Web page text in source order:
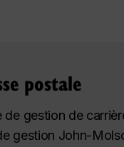
postale
de gestion de
gestion John-